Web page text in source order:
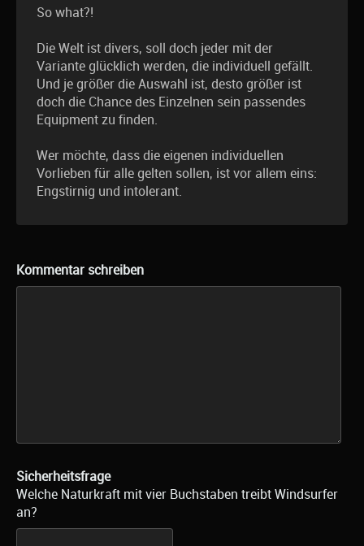
So what?!
Die Welt ist divers, soll doch jeder mit der
Variante glücklich werden, die individuell gefällt.
Und je größer die Auswahl ist, desto größer ist
doch die Chance des Einzelnen sein passendes
Equipment zu finden.
Wer möchte, dass die eigenen individuellen
Vorlieben für alle gelten sollen, ist vor allem eins:
Engstirnig und intolerant.
Kommentar schreiben
Sicherheitsfrage
Welche Naturkraft mit vier Buchstaben treibt Windsurfer
an?